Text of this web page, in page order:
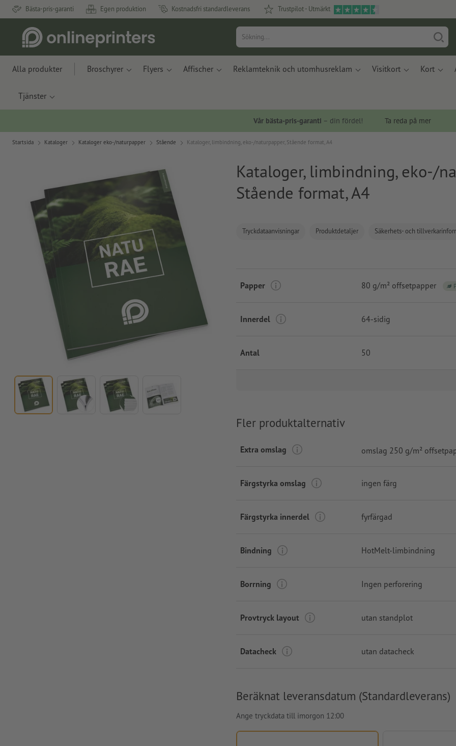
Bästa-pris-garanti Egen produktion Kostnadsfri standardleverans Trustpilot - Utmärkt
Alla produkter Broschyrer Flyers Affischer Reklamteknik och utomhusreklam Visitkort Kort
Tjänster
Vår bästa-pris-garanti – din fördel! Ta reda på mer
Startsida Kataloger Kataloger eko-/naturpapper Stående Kataloger, limbindning, eko-/naturpapper, Stående format, A4
Kataloger, limbindning, eko-/
Stående format, A4
Tryckdataanvisningar Produktdetaljer Säkerhets- och
Papper 80 g/m² offsetpapper
Innerdel 64-sidig
Antal 50
Fler produktalternativ
Extra omslag omslag 250 g/m²
Färgstyrka omslag ingen färg
Färgstyrka innerdel fyrfärgad
Bindning HotMelt-limbindning
Borrning Ingen perforering
Provtryck layout utan standplot
Datacheck utan datacheck
Beräknat leveransdatum (Standardleverans)
Ange tryckdata till imorgon 12:00